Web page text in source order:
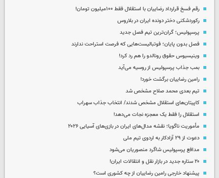
رقم فسخ قرارداد رضاییان با استقلال فقط ۱۰۰میلیون تومان!
رکوردشکنی دختر دونده ایران در بلاروس
پرسپولیس؛ گران‌ترین تیم فصل جدید
فصل بدون پایان؛ فوتبالیست‌هایی که فرصت استراحت ندارند
وینیسیوس حقوق رونالدو را هم رد کرد!
بمب جذاب پرسپولیس از روسیه می‌آید
رامین رضاییان برگشت خورد!
تیم بعدی محمد صلاح مشخص شد
کاپیتان‌های استقلال مشخص شدند/ انتخاب جذاب سهراب
استقلال را فقط یک معجزه نجات می‌دهد!
مأموریت ناگویا؛ نقشه مدال‌های ایران در بازی‌های آسیایی ۲۰۲۶
دعوت از ۲۹ آزادکار به اردوی تیم ملی
مدافع پرسپولیس شاگرد منصوریان می‌شود
۲۰ ستاره جدید در بازار نقل و انتقالات ایران!
پیشنهاد خارجی رامین رضاییان از چه کشوری است؟